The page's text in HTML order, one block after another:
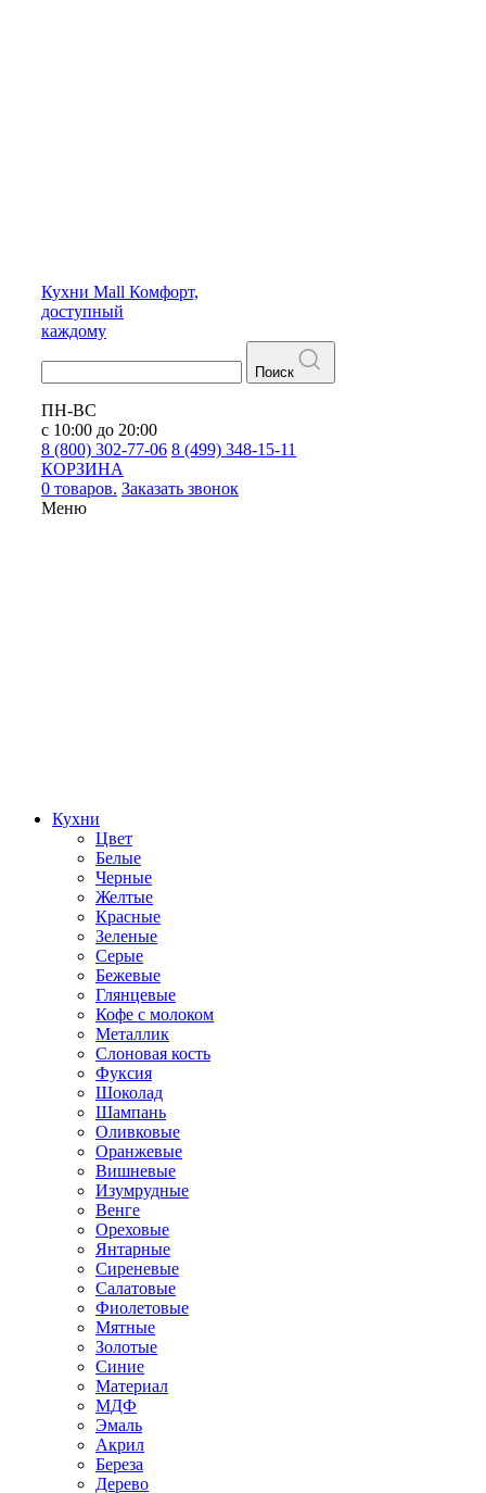
Кухни Mall Комфорт,
доступный
каждому
Поиск
ПН-ВС
с 10:00 до 20:00
8 (800) 302-77-06 8 (499) 348-15-11
КОРЗИНА
0 товаров. Заказать звонок
Меню
Кухни
Цвет
Белые
Черные
Желтые
Красные
Зеленые
Серые
Бежевые
Глянцевые
Кофе с молоком
Металлик
Слоновая кость
Фуксия
Шоколад
Шампань
Оливковые
Оранжевые
Вишневые
Изумрудные
Венге
Ореховые
Янтарные
Сиреневые
Салатовые
Фиолетовые
Мятные
Золотые
Синие
Материал
МДФ
Эмаль
Акрил
Береза
Дерево